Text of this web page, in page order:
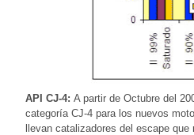
API CJ-4: A partir de Octubre del
categoría CJ-4 para los nuevos
llevan catalizadores del escape